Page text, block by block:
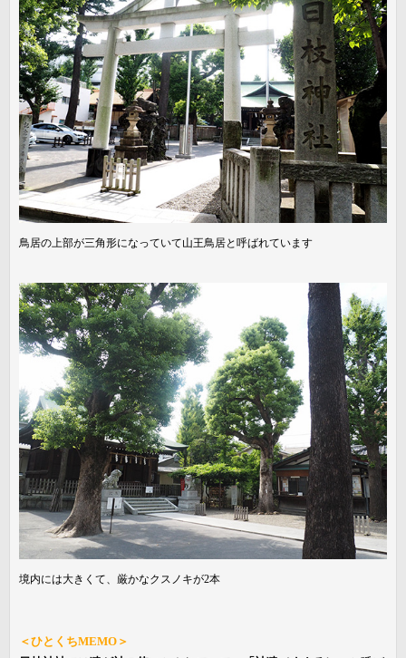
鳥居の上部が三角形になっていて山王鳥居と呼ばれています
境内には大きくて、厳かなクスノキが2本
＜ひとくちMEMO＞